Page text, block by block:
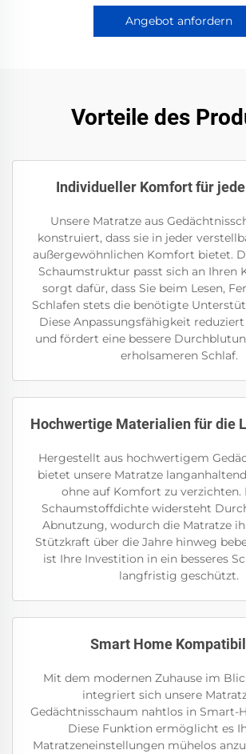
Angebot anfordern
Vorteile des
Individueller Komfort für
Unsere Matratze aus
konstruiert, dass sie in jeder
außergewöhnlichen Komfort bietet.
Schaumstruktur passt sich an Ihren
sorgt dafür, dass Sie beim Lesen,
Schlafen stets die benötigte
Diese Anpassungsfähigkeit
und fördert eine bessere
erholsameren Schlaf.
Hochwertige Materialien für die
Hergestellt aus hochwertigem
bietet unsere Matratze
ohne auf Komfort zu verzichten.
Schaumstoffdichte widersteht
Abnutzung, wodurch die Matratze
Stützkraft über die Jahre hinweg
ist Ihre Investition in ein besseres
langfristig geschützt.
Smart Home
Mit dem modernen Zuhause im
integriert sich unsere
Gedächtnisschaum nahtlos in Smart-
Diese Funktion ermöglicht es
Matratzeneinstellungen mühelos